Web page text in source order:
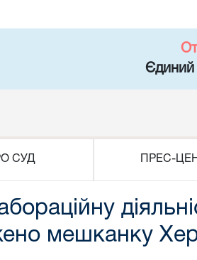
Єдиний
СУД ПРЕС-
мешканку